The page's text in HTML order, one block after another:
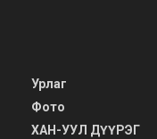
Урлаг
Фото
ХАН-УУЛ ДҮҮРЭГ